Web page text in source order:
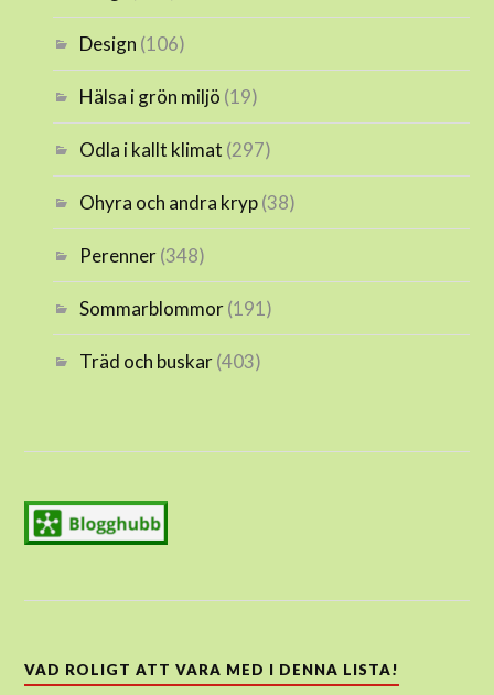
Design (106)
Hälsa i grön miljö (19)
Odla i kallt klimat (297)
Ohyra och andra kryp(38)
Perenner(348)
Sommarblommor(191)
Träd och buskar(403)
VAD ROLIGT ATT VARA MED I DENNA LISTA!